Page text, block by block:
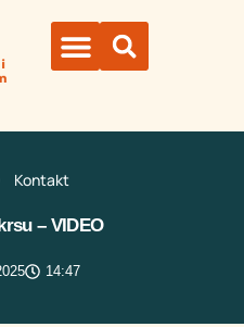
Kontakt
– VIDEO
14:47